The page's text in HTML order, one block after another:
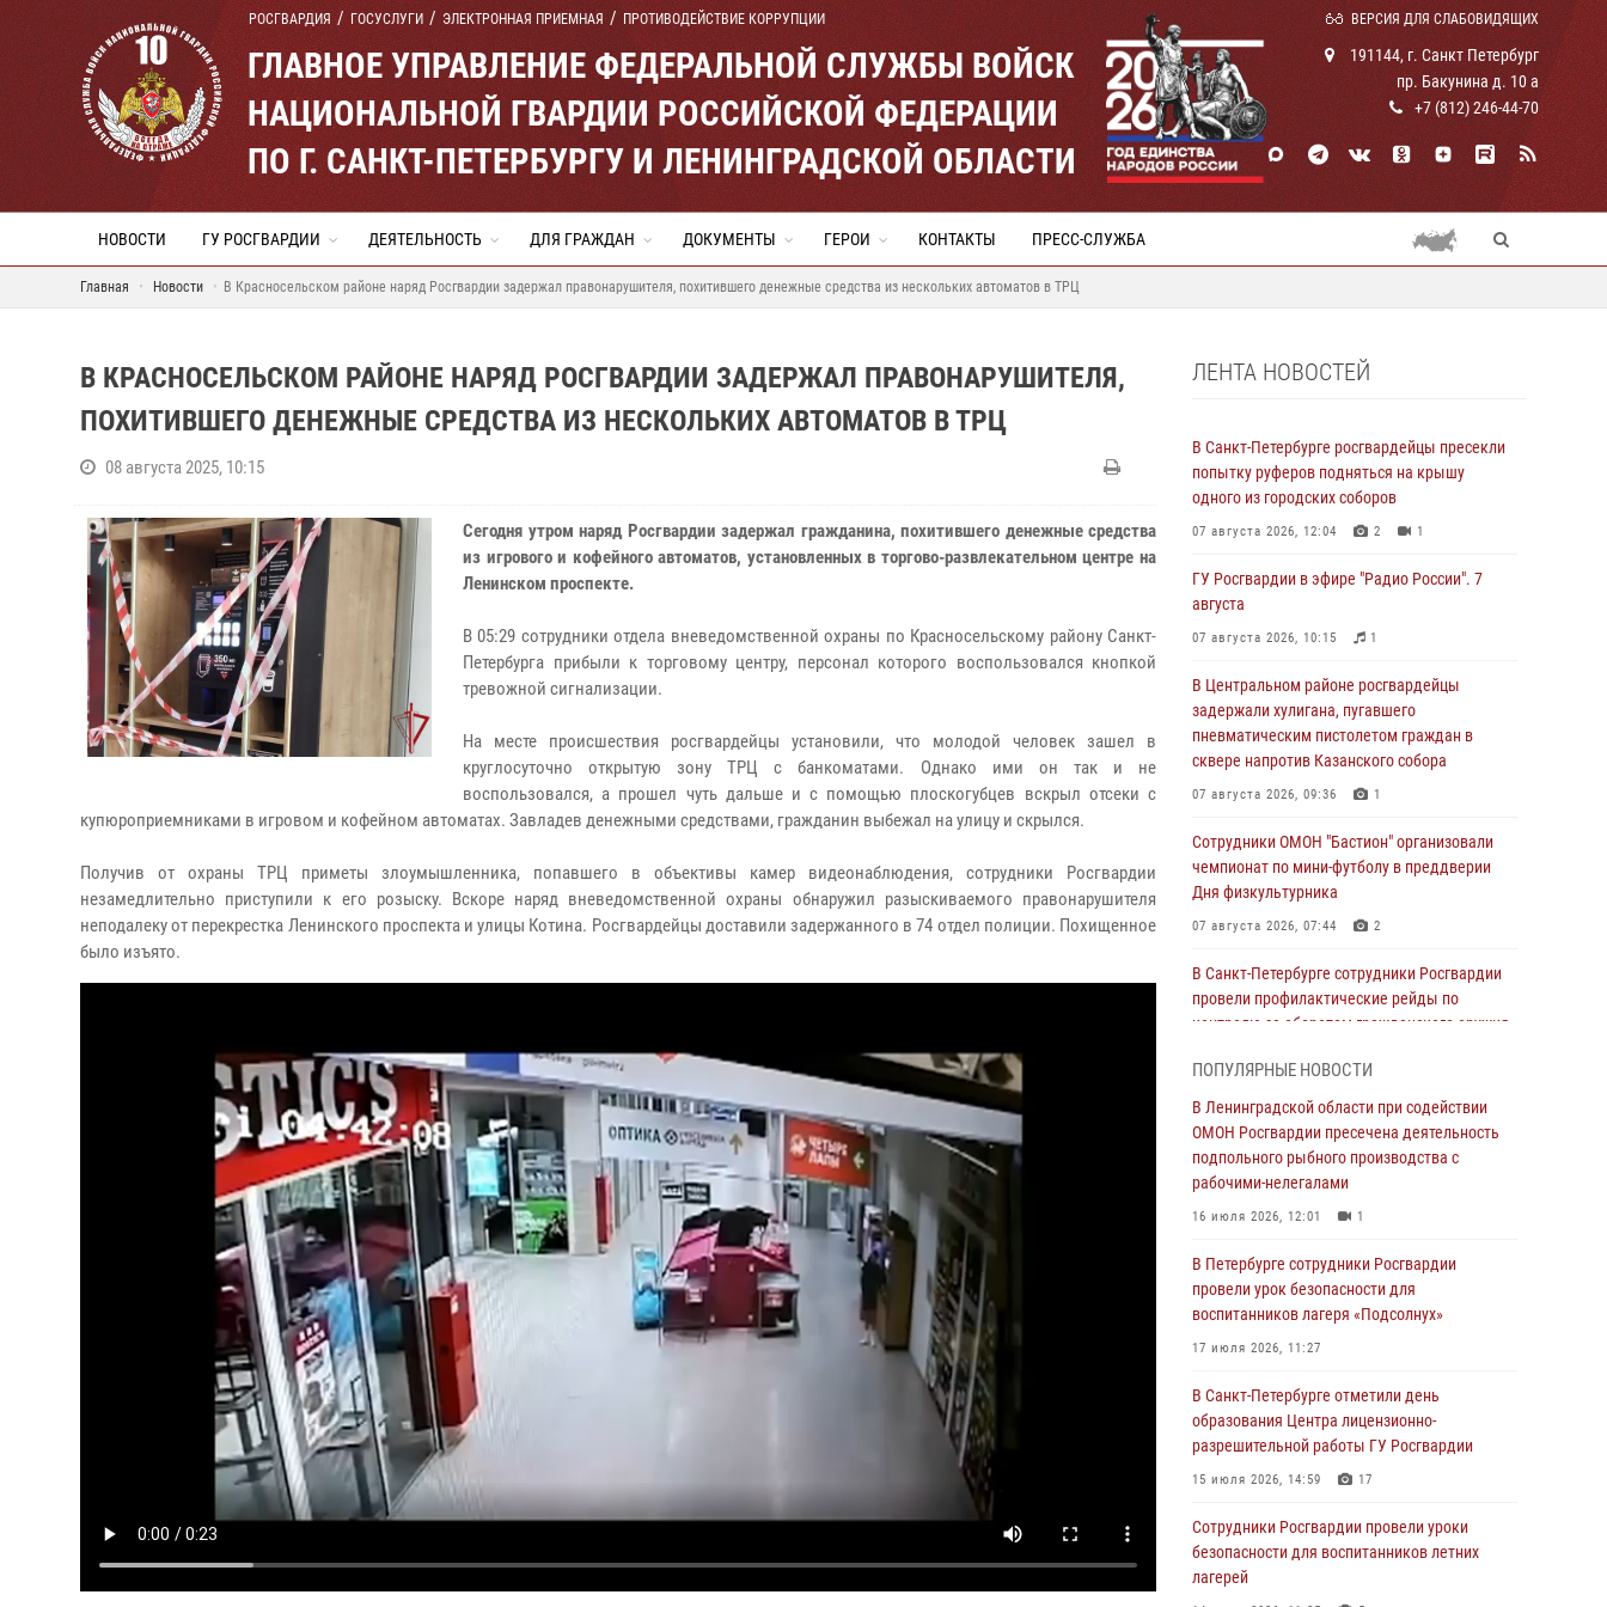
РОСГВАРДИЯ ГОСУСЛУГИ ЭЛЕКТРОННАЯ ПРИЕМНАЯ ПРОТИВОДЕЙСТВИЕ КОРРУПЦИИ ВЕРСИЯ ДЛЯ СЛАБОВИДЯЩИХ
ГЛАВНОЕ УПРАВЛЕНИЕ ФЕДЕРАЛЬНОЙ СЛУЖБЫ ВОЙСК
НАЦИОНАЛЬНОЙ ГВАРДИИ РОССИЙСКОЙ ФЕДЕРАЦИИ
ПО Г. САНКТ-ПЕТЕРБУРГУ И ЛЕНИНГРАДСКОЙ ОБЛАСТИ
191144, г. Санкт Петербург
пр. Бакунина д. 10 а
+7 (812) 246-44-70
НОВОСТИ ГУ РОСГВАРДИИ ДЕЯТЕЛЬНОСТЬ ДЛЯ ГРАЖДАН ДОКУМЕНТЫ ГЕРОИ КОНТАКТЫ ПРЕСС-СЛУЖБА
Главная Новости В Красносельском районе наряд Росгвардии задержал правонарушителя, похитившего денежные средства из нескольких автоматов в ТРЦ
В КРАСНОСЕЛЬСКОМ РАЙОНЕ НАРЯД РОСГВАРДИИ ЗАДЕРЖАЛ ПРАВОНАРУШИТЕЛЯ,
ПОХИТИВШЕГО ДЕНЕЖНЫЕ СРЕДСТВА ИЗ НЕСКОЛЬКИХ АВТОМАТОВ В ТРЦ
08 августа 2025, 10:15
Сегодня утром наряд Росгвардии задержал гражданина, похитившего денежные средства
из игрового и кофейного автоматов, установленных в торгово-развлекательном центре на
Ленинском проспекте.
В 05:29 сотрудники отдела вневедомственной охраны по Красносельскому району Санкт-
Петербурга прибыли к торговому центру, персонал которого воспользовался кнопкой
тревожной сигнализации.
На месте происшествия росгвардейцы установили, что молодой человек зашел в
круглосуточно открытую зону ТРЦ с банкоматами. Однако ими он так и не
воспользовался, а прошел чуть дальше и с помощью плоскогубцев вскрыл отсеки с
купюроприемниками в игровом и кофейном автоматах. Завладев денежными средствами, гражданин выбежал на улицу и скрылся.
Получив от охраны ТРЦ приметы злоумышленника, попавшего в объективы камер видеонаблюдения, сотрудники Росгвардии
незамедлительно приступили к его розыску. Вскоре наряд вневедомственной охраны обнаружил разыскиваемого правонарушителя
неподалеку от перекрестка Ленинского проспекта и улицы Котина. Росгвардейцы доставили задержанного в 74 отдел полиции. Похищенное
было изъято.
ЛЕНТА НОВОСТЕЙ
В Санкт-Петербурге росгвардейцы пресекли
попытку руферов подняться на крышу
одного из городских соборов
07 августа 2026, 12:04 2 1
ГУ Росгвардии в эфире "Радио России". 7
августа
07 августа 2026, 10:15 1
В Центральном районе росгвардейцы
задержали хулигана, пугавшего
пневматическим пистолетом граждан в
сквере напротив Казанского собора
07 августа 2026, 09:36 1
Сотрудники ОМОН "Бастион" организовали
чемпионат по мини-футболу в преддверии
Дня физкультурника
07 августа 2026, 07:44 2
В Санкт-Петербурге сотрудники Росгвардии
провели профилактические рейды по
контролю за оборотом гражданского оружия
В Красносельском районе наряд Росгвардии
задержал правонарушителя, угрожавшего 17-
летнему подростку травматическим оружием
06 августа 2026, 13:39
оперативно задержали хулигана,
стрелявшего из пускового устройства рядом
с жилыми домами
06 августа 2026, 11:36
Сотрудники и военнослужащие Росгвардии
обеспечили правопорядок при проведении
матча "Зенит" - "Балтика"
06 августа 2026, 07:30 10
В Выборгском районе наряд Росгвардии
обнаружил разыскиваемый преступный
автотранспорт
ПОПУЛЯРНЫЕ НОВОСТИ
В Ленинградской области при содействии
ОМОН Росгвардии пресечена деятельность
подпольного рыбного производства с
рабочими-нелегалами
16 июля 2026, 12:01 1
В Петербурге сотрудники Росгвардии
провели урок безопасности для
воспитанников лагеря «Подсолнух»
17 июля 2026, 11:27
В Санкт-Петербурге отметили день
образования Центра лицензионно-
разрешительной работы ГУ Росгвардии
15 июля 2026, 14:59 17
Сотрудники Росгвардии провели уроки
безопасности для воспитанников летних
лагерей